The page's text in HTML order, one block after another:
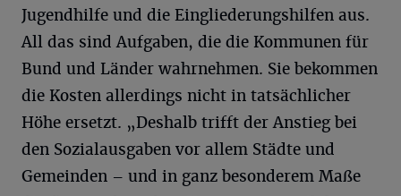
Jugendhilfe und die Eingliederungshilfen aus.
All das sind Aufgaben, die die Kommunen für
Bund und Länder wahrnehmen. Sie bekommen
die Kosten allerdings nicht in tatsächlicher
Höhe ersetzt. „Deshalb trifft der Anstieg bei
den Sozialausgaben vor allem Städte und
Gemeinden – und in ganz besonderem Maße